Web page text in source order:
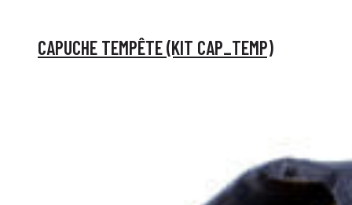
CAPUCHE TEMPÊTE (KIT CAP_TEMP)